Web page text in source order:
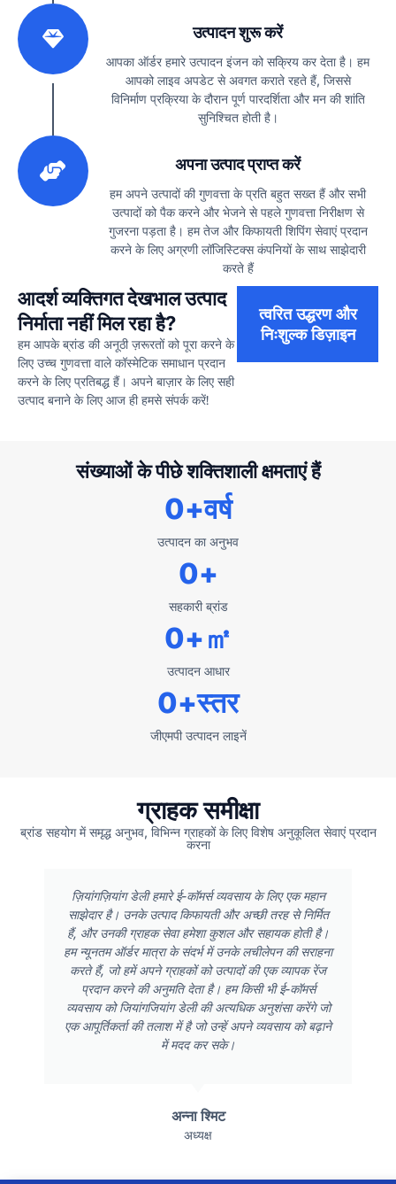
उत्पादन शुरू करें
आपका ऑर्डर हमारे उत्पादन इंजन को सक्रिय कर देता है। हम
आपको लाइव अपडेट से अवगत कराते रहते हैं, जिससे
विनिर्माण प्रक्रिया के दौरान पूर्ण पारदर्शिता और मन की शांति
सुनिश्चित होती है।
अपना उत्पाद प्राप्त करें
हम अपने उत्पादों की गुणवत्ता के प्रति बहुत सख्त हैं और सभी
उत्पादों को पैक करने और भेजने से पहले गुणवत्ता निरीक्षण से
गुजरना पड़ता है। हम तेज और किफायती शिपिंग सेवाएं प्रदान
करने के लिए अग्रणी लॉजिस्टिक्स कंपनियों के साथ साझेदारी
करते हैं
आदर्श व्यक्तिगत देखभाल उत्पाद
निर्माता नहीं मिल रहा है?
हम आपके ब्रांड की अनूठी ज़रूरतों को पूरा करने के
लिए उच्च गुणवत्ता वाले कॉस्मेटिक समाधान प्रदान
करने के लिए प्रतिबद्ध हैं। अपने बाज़ार के लिए सही
उत्पाद बनाने के लिए आज ही हमसे संपर्क करें!
त्वरित उद्धरण और
निःशुल्क डिज़ाइन
संख्याओं के पीछे शक्तिशाली क्षमताएं हैं
उत्पादन का अनुभव
0+वर्ष
सहकारी ब्रांड
0+
उत्पादन आधार
0+㎡
जीएमपी उत्पादन लाइनें
0+स्तर
ग्राहक समीक्षा
ब्रांड सहयोग में समृद्ध अनुभव, विभिन्न ग्राहकों के लिए विशेष अनुकूलित सेवाएं प्रदान
करना
ज़ियांगज़ियांग डेली हमारे ई-कॉमर्स व्यवसाय के लिए एक महान
साझेदार है। उनके उत्पाद किफायती और अच्छी तरह से निर्मित
हैं, और उनकी ग्राहक सेवा हमेशा कुशल और सहायक होती है।
हम न्यूनतम ऑर्डर मात्रा के संदर्भ में उनके लचीलेपन की सराहना
करते हैं, जो हमें अपने ग्राहकों को उत्पादों की एक व्यापक रेंज
प्रदान करने की अनुमति देता है। हम किसी भी ई-कॉमर्स
व्यवसाय को जियांगजियांग डेली की अत्यधिक अनुशंसा करेंगे जो
एक आपूर्तिकर्ता की तलाश में है जो उन्हें अपने व्यवसाय को बढ़ाने
में मदद कर सके।
अन्ना श्मिट
अध्यक्ष